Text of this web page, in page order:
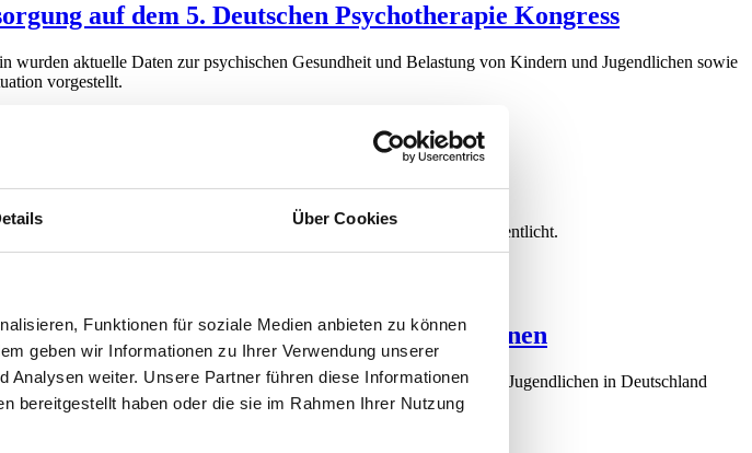
Über Cookies
Funktionen für soziale Medien anbieten zu können
geben wir Informationen zu Ihrer Verwendung unserer
weiter. Unsere Partner führen diese Informationen
bereitgestellt haben oder die sie im Rahmen Ihrer Nutzung
auf dem 5. Deutschen Psychotherapie Kongress
aktuelle Daten zur psychischen Gesundheit und Belastung von Kindern und Jugendlichen sowie
vorgestellt.
Psychotherapie
und zum Vergleich der drei Erhebungen 2024–2026 veröffentlicht.
und Jugendlichen­psychothera­peut:innen
zur ambulanten psychotherapeutischen Versorgung von Kindern und Jugendlichen in Deutschland